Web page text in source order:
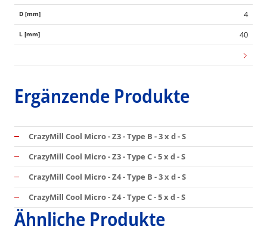
4
40
Ergänzende Produkte
CrazyMill Cool Micro - Z3 - Type B - 3 x d - S
CrazyMill Cool Micro - Z3 - Type C - 5 x d - S
CrazyMill Cool Micro - Z4 - Type B - 3 x d - S
CrazyMill Cool Micro - Z4 - Type C - 5 x d - S
Ähnliche Produkte